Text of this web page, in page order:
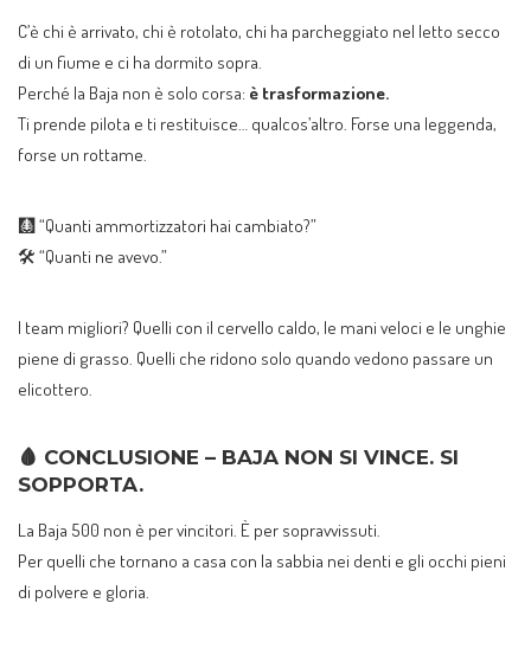
C’è chi è arrivato, chi è rotolato, chi ha parcheggiato nel letto secco
di un fiume e ci ha dormito sopra.
Perché la Baja non è solo corsa: è trasformazione.
Ti prende pilota e ti restituisce… qualcos’altro. Forse una leggenda,
forse un rottame.
🩻 “Quanti ammortizzatori hai cambiato?”
🛠️ “Quanti ne avevo.”
I team migliori? Quelli con il cervello caldo, le mani veloci e le unghie
piene di grasso. Quelli che ridono solo quando vedono passare un
elicottero.
🩸 CONCLUSIONE – BAJA NON SI VINCE. SI
SOPPORTA.
La Baja 500 non è per vincitori. È per sopravvissuti.
Per quelli che tornano a casa con la sabbia nei denti e gli occhi pieni
di polvere e gloria.